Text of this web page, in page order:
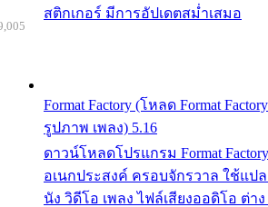
สติกเกอร์ มีการอัปเดตสม่ำเสมอ
Format Factory (โหลด Format
รูปภาพ เพลง) 5.16
ดาวน์โหลดโปรแกรม Format
อเนกประสงค์ ครอบจักรวาล ใช้แป
นัง วิดีโอ เพลง ไฟล์เสียงออดิโอ ต่าง